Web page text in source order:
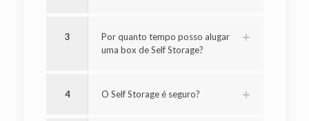
3
Por quanto tempo posso alugar
uma box de Self Storage?
4 O Self Storage é seguro?